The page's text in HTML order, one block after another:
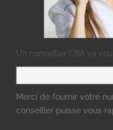
Un conseiller CBA va
Merci de fournir votre
conseiller puisse vous